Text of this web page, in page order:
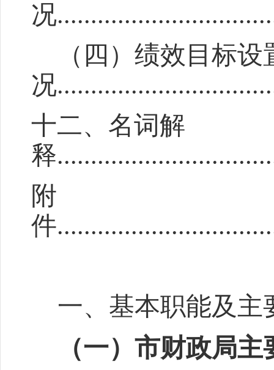
况
（四）绩效目标设
况
十二、名词解
释
附
件
一、基本职能及主
（一）市财政局主